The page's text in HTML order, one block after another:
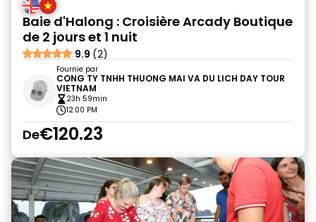
Baie d'Halong : Croisière Arcady Boutique
de 2 jours et 1 nuit
9.9 (2)
Fournie par
CONG TY TNHH THUONG MAI VA DU LICH DAY TOUR
VIETNAM
23h 59min
12:00 PM
De€120.23